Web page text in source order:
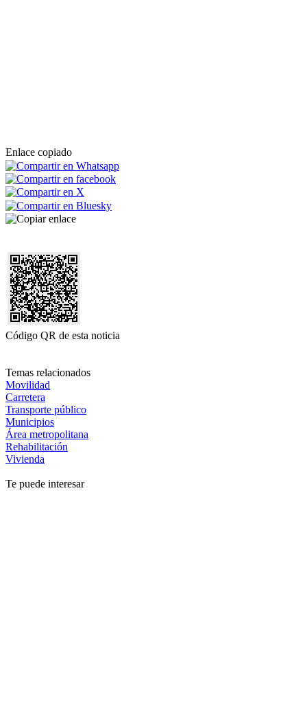
Enlace copiado
Código QR de esta noticia
Temas relacionados
Movilidad
Carretera
Transporte público
Municipios
Área metropolitana
Rehabilitación
Vivienda
Te puede interesar